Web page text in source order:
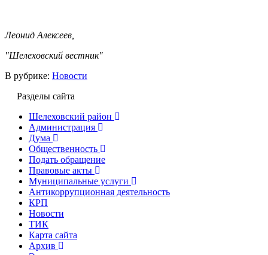
Леонид Алексеев,
"Шелеховский вестник"
В рубрике: Новости
Разделы сайта
Шелеховский район
Администрация
Дума
Общественность
Подать обращение
Правовые акты
Муниципальные услуги
Антикоррупционная деятельность
КРП
Новости
ТИК
Карта сайта
Архив